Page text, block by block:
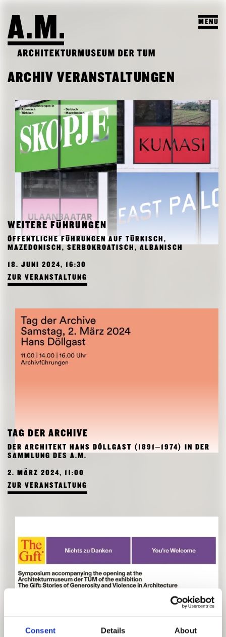
Consent Details About
MENU
BESUCH
AUSSTELLUNGEN & PROGRAMM
PROGRAMM
VORSCHAU
ARCHIV AUSSTELLUNGEN
ARCHIV VERANSTALTUNGEN
A.M. ARCHIV & LEHRE
A.M. ARCHIV / SAMMLUNG
LEHRPROFIL
STUDENTISCHE ARBEITEN
LEHRVERANSTALTUNGEN
DAS A.M.
ÜBER UNS
TEAM
FREUNDESKREIS ARCHITEKTURMUSEUM TUM
ARCHIV VERANSTALTUNGEN
WEITERE FÜHRUNGEN
ÖFFENTLICHE FÜHRUNGEN AUF TÜRKISCH,
MAZEDONISCH, SERBOKROATISCH, ALBANISCH
18. JUNI 2024, 16:30
ZUR VERANSTALTUNG
TAG DER ARCHIVE
DER ARCHITEKT HANS DÖLLGAST (1891–1974) IN DER
SAMMLUNG DES A.M.
2. MÄRZ 2024, 11:00
ZUR VERANSTALTUNG